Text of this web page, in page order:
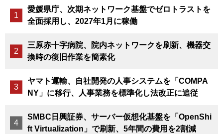
愛媛県庁、次期ネットワーク基盤でゼロトラストを
全面採用し、2027年1月に稼働
三原赤十字病院、院内ネットワークを刷新、機器交
換時の復旧作業を簡素化
ヤマト運輸、自社開発の人事システムを「COMPA
NY」に移行、人事業務を標準化し法改正に追従
SMBC日興証券、サーバー仮想化基盤を「OpenShi
ft Virtualization」で刷新、5年間の費用を2割減